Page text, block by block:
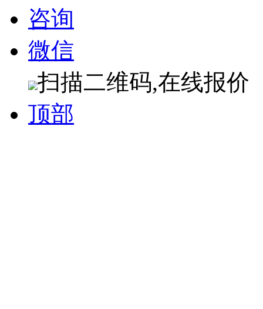
咨询
微信
扫描二维码,在线报价
顶部